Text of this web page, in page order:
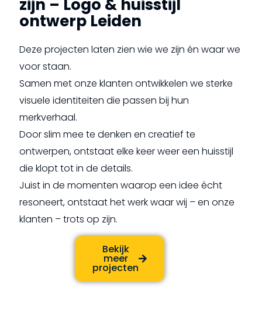
zijn – Logo & huisstijl
ontwerp Leiden
Deze projecten laten zien wie we zijn én waar we
voor staan.
Samen met onze klanten ontwikkelen we sterke
visuele identiteiten die passen bij hun
merkverhaal.
Door slim mee te denken en creatief te
ontwerpen, ontstaat elke keer weer een huisstijl
die klopt tot in de details.
Juist in de momenten waarop een idee écht
resoneert, ontstaat het werk waar wij – en onze
klanten – trots op zijn.
Bekijk
meer
projecten